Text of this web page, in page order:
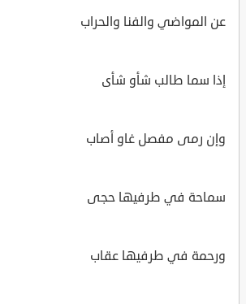
عن المواضي والفنا والحراب
إذا سما طالب شأو شأى
وإن رمى مفصل غاو أصاب
سماحة في طرفيها حجى
ورحمة في طرفيها عقاب